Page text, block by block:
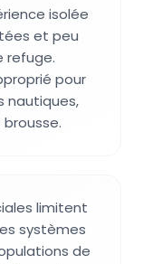
isolée
et peu
refuge.
pour
nautiques,
limitent
systèmes
de